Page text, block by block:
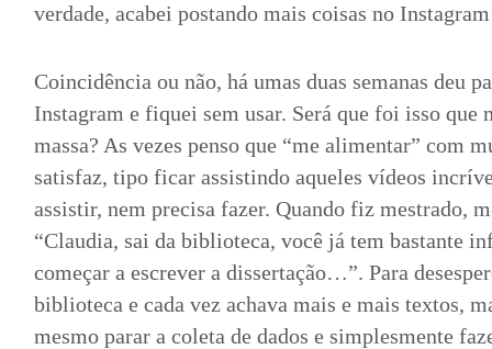
verdade, acabei postando mais coisas no
Coincidência ou não, há umas duas semanas deu
Instagram e fiquei sem usar. Será que foi isso que
massa? As vezes penso que “me alimentar” com
satisfaz, tipo ficar assistindo aqueles vídeos
assistir, nem precisa fazer. Quando fiz mestrado,
“Claudia, sai da biblioteca, você já tem bastante
começar a escrever a dissertação…”. Para
biblioteca e cada vez achava mais e mais textos,
mesmo parar a coleta de dados e simplesmente